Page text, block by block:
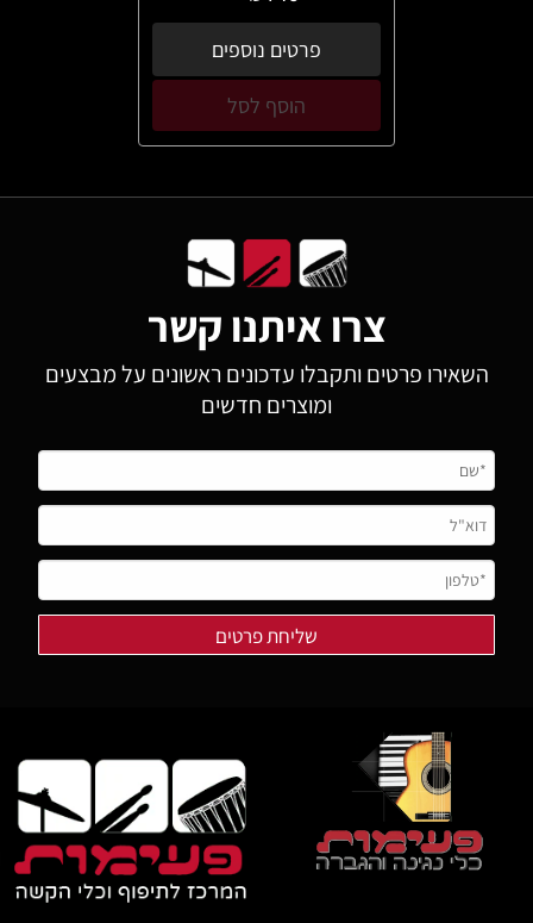
פרטים נוספים
הוסף לסל
צרו איתנו קשר
השאירו פרטים ותקבלו עדכונים ראשונים על מבצעים
ומוצרים חדשים